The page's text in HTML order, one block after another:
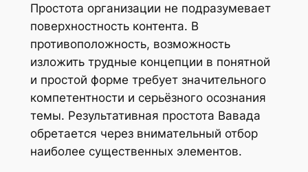
Простота организации не подразумевает
поверхностность контента. В
противоположность, возможность
изложить трудные концепции в понятной
и простой форме требует значительного
компетентности и серьёзного осознания
темы. Результативная простота Вавада
обретается через внимательный отбор
наиболее существенных элементов.